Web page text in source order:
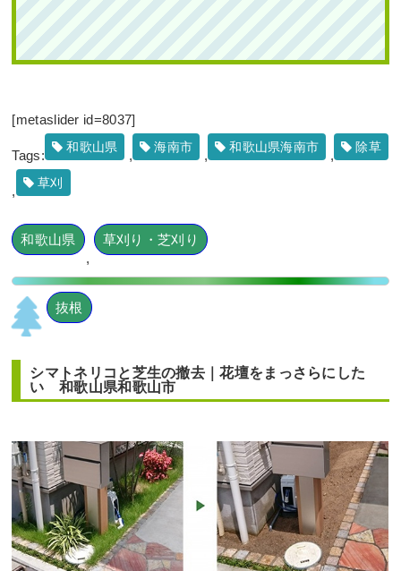
[metaslider id=8037]
Tags:
和歌山県
,
海南市
,
和歌山県海南市
,
除草
,
草刈
和歌山県
,
草刈り・芝刈り
抜根
シマトネリコと芝生の撤去｜花壇をまっさらにした
い 和歌山県和歌山市